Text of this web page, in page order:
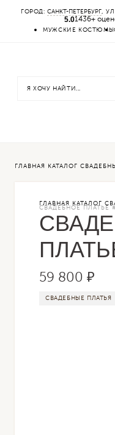
ГОРОД: САНКТ-ПЕТЕРБУРГ ,
5.01436+
МУЖСКИЕ КОСТЮМЫ
ГЛАВНАЯ КАТАЛОГ
ГЛАВНАЯ КАТАЛОГ
СВАДЕБНОЕ ПЛАТЬЕ #
59 800 ₽
СВАДЕБНЫЕ ПЛАТЬЯ
КАТАЛОГ
SALE